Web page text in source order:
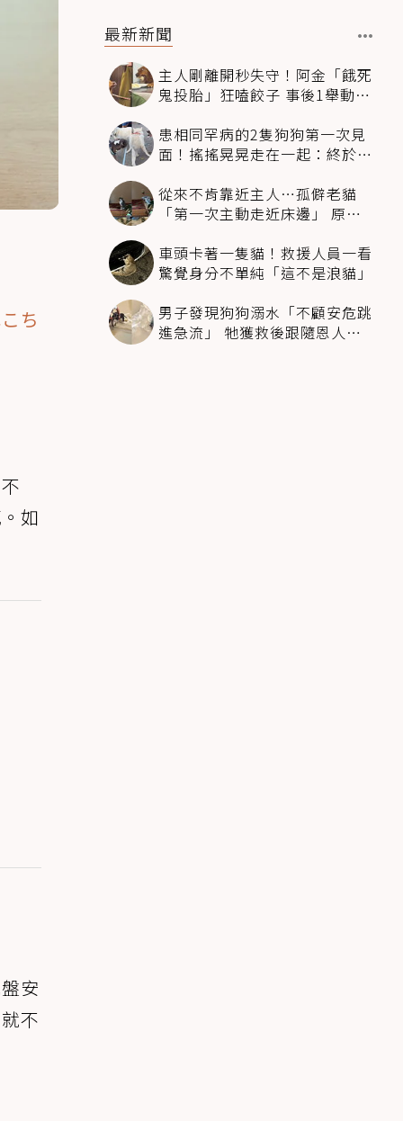
ち
如
安
不
最新新聞
主人剛離開秒失守！阿金「餓死
鬼投胎」狂嗑餃子 事後1舉動反
患相同罕病的2隻狗狗第一次見
面！搖搖晃晃走在一起：終於找
從來不肯靠近主人…孤僻老貓
「第一次主動走近床邊」 原因
車頭卡著一隻貓！救援人員一看
驚覺身分不單純「這不是浪貓」
男子發現狗狗溺水「不顧安危跳
進急流」 牠獲救後跟隨恩人不